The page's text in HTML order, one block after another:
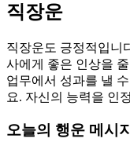
직장운
직장운도 긍정적입니
사에게 좋은 인상을
업무에서 성과를 낼
요. 자신의 능력을 인
오늘의 행운 메시지